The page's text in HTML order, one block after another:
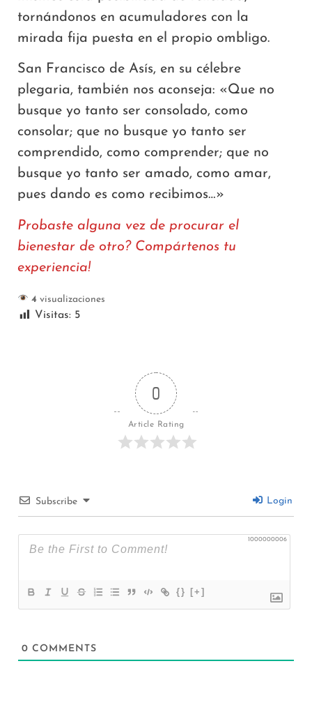
tornándonos en acumuladores con la
mirada fija puesta en el propio ombligo.
San Francisco de Asís, en su célebre
plegaria, también nos aconseja: «Que no
busque yo tanto ser consolado, como
consolar; que no busque yo tanto ser
comprendido, como comprender; que no
busque yo tanto ser amado, como amar,
pues dando es como recibimos…»
Probaste alguna vez de procurar el
bienestar de otro? Compártenos tu
experiencia!
4visualizaciones
Visitas: 5
0
Article Rating
Subscribe Login
1000000006
{} [+]
0 COMMENTS